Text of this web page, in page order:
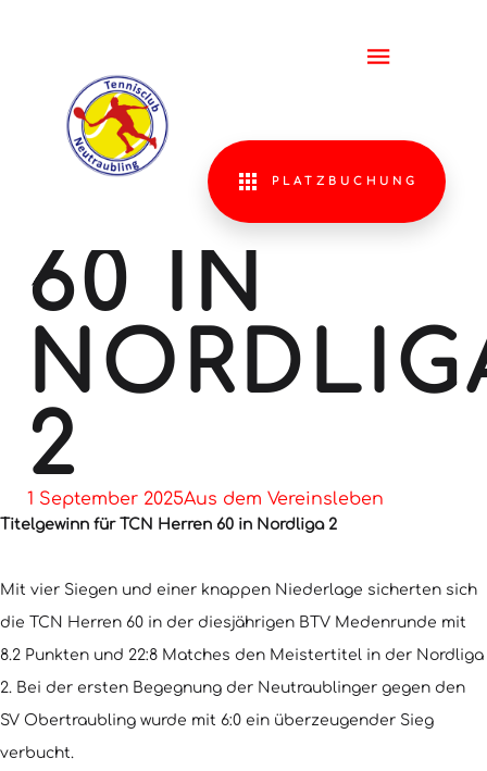
PLATZBUCHUNG
FÜR TCN
HERREN
60 IN
2
1 September 2025Aus dem Vereinsleben
Titelgewinn für TCN Herren 60 in Nordliga 2
Mit vier Siegen und einer knappen Niederlage sicherten sich
die TCN Herren 60 in der diesjährigen BTV Medenrunde mit
8.2 Punkten und 22:8 Matches den Meistertitel in der Nordliga
2. Bei der ersten Begegnung der Neutraublinger gegen den
SV Obertraubling wurde mit 6:0 ein überzeugender Sieg
verbucht.